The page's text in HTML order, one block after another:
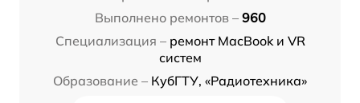
Выполнено ремонтов – 960
Специализация – ремонт MacBook и VR
систем
Образование – КубГТУ, «Радиотехника»